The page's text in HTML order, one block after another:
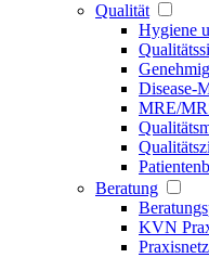
Qualität
Hygiene
Disease-
MRE/
Beratung
KVN